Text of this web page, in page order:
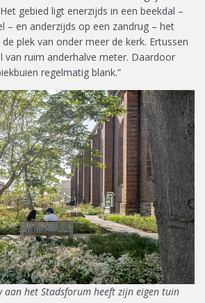
gebied ligt enerzijds in een beekdal –
– en anderzijds op een zandrug – het
plek van onder meer de kerk. Ertussen
van ruim anderhalve meter. Daardoor
regelmatig blank.”
aan het Stadsforum heeft zijn eigen tuin